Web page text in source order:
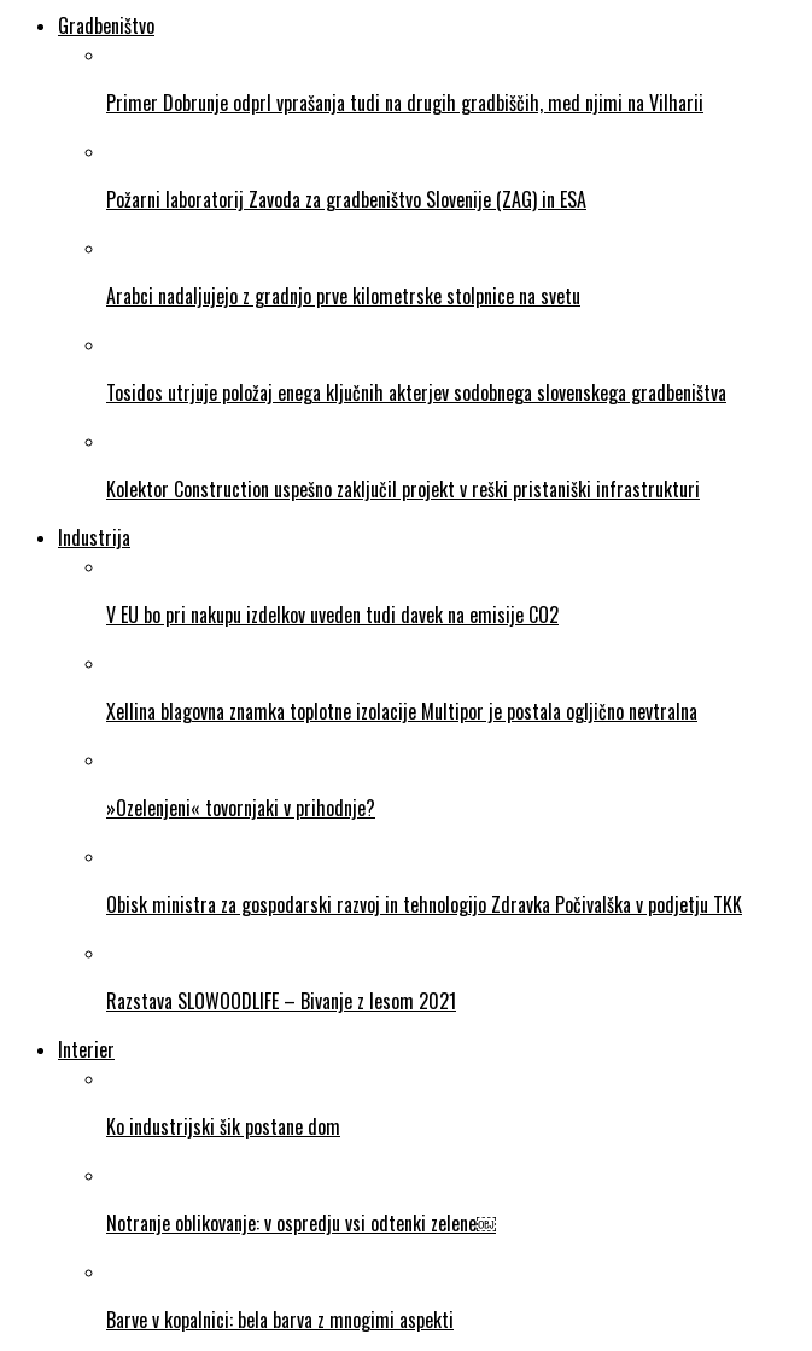
Gradbeništvo
Primer Dobrunje odprl vprašanja tudi na drugih gradbiščih, med njimi na Vilharii
Požarni laboratorij Zavoda za gradbeništvo Slovenije (ZAG) in ESA
Arabci nadaljujejo z gradnjo prve kilometrske stolpnice na svetu
Tosidos utrjuje položaj enega ključnih akterjev sodobnega slovenskega gradbeništva
Kolektor Construction uspešno zaključil projekt v reški pristaniški infrastrukturi
Industrija
V EU bo pri nakupu izdelkov uveden tudi davek na emisije CO2
Xellina blagovna znamka toplotne izolacije Multipor je postala ogljično nevtralna
»Ozelenjeni« tovornjaki v prihodnje?
Obisk ministra za gospodarski razvoj in tehnologijo Zdravka Počivalška v podjetju TKK
Razstava SLOWOODLIFE – Bivanje z lesom 2021
Interier
Ko industrijski šik postane dom
Notranje oblikovanje: v ospredju vsi odtenki zelene￼
Barve v kopalnici: bela barva z mnogimi aspekti